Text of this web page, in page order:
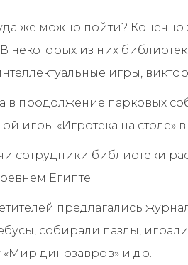
же можно пойти? Конечно
некоторых из них
игры,
в продолжение парковых
игры «Игротека на
сотрудники библиотеки
Египте.
предлагались
собирали пазлы,
«Мир динозавров» и др.